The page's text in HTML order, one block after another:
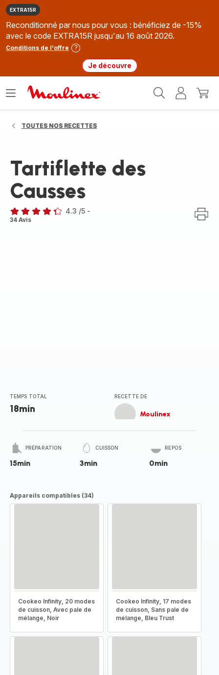
EXTRA15R
Reconditionné par nous pour vous : bénéficiez de -15%
avec le code EXTRA15R jusqu'au 16 août 2026.
Conditions de l'offre
Je découvre
MonMon
Ouvrir
TOUTES NOS RECETTES
Tartiflette des
Causses
ratings.4.3
4.3 /5 -
34 Avis
TEMPS TOTAL
18min
RECETTE DE
Moulinex
PRÉPARATION
15min
CUISSON
3min
REPOS
0min
Appareils compatibles (34)
Cookeo Infinity, 20 modes
de cuisson, Avec pale de
mélange, Noir
Cookeo Infinity, 17 modes
de cuisson, Sans pale de
mélange, Bleu Trust